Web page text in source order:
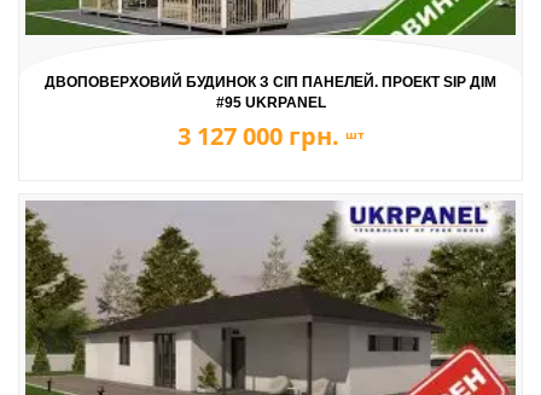
ДВОПОВЕРХОВИЙ БУДИНОК З СІП ПАНЕЛЕЙ. ПРОЕКТ SIP ДІМ
#95 UKRPANEL
3 127 000 грн. шт